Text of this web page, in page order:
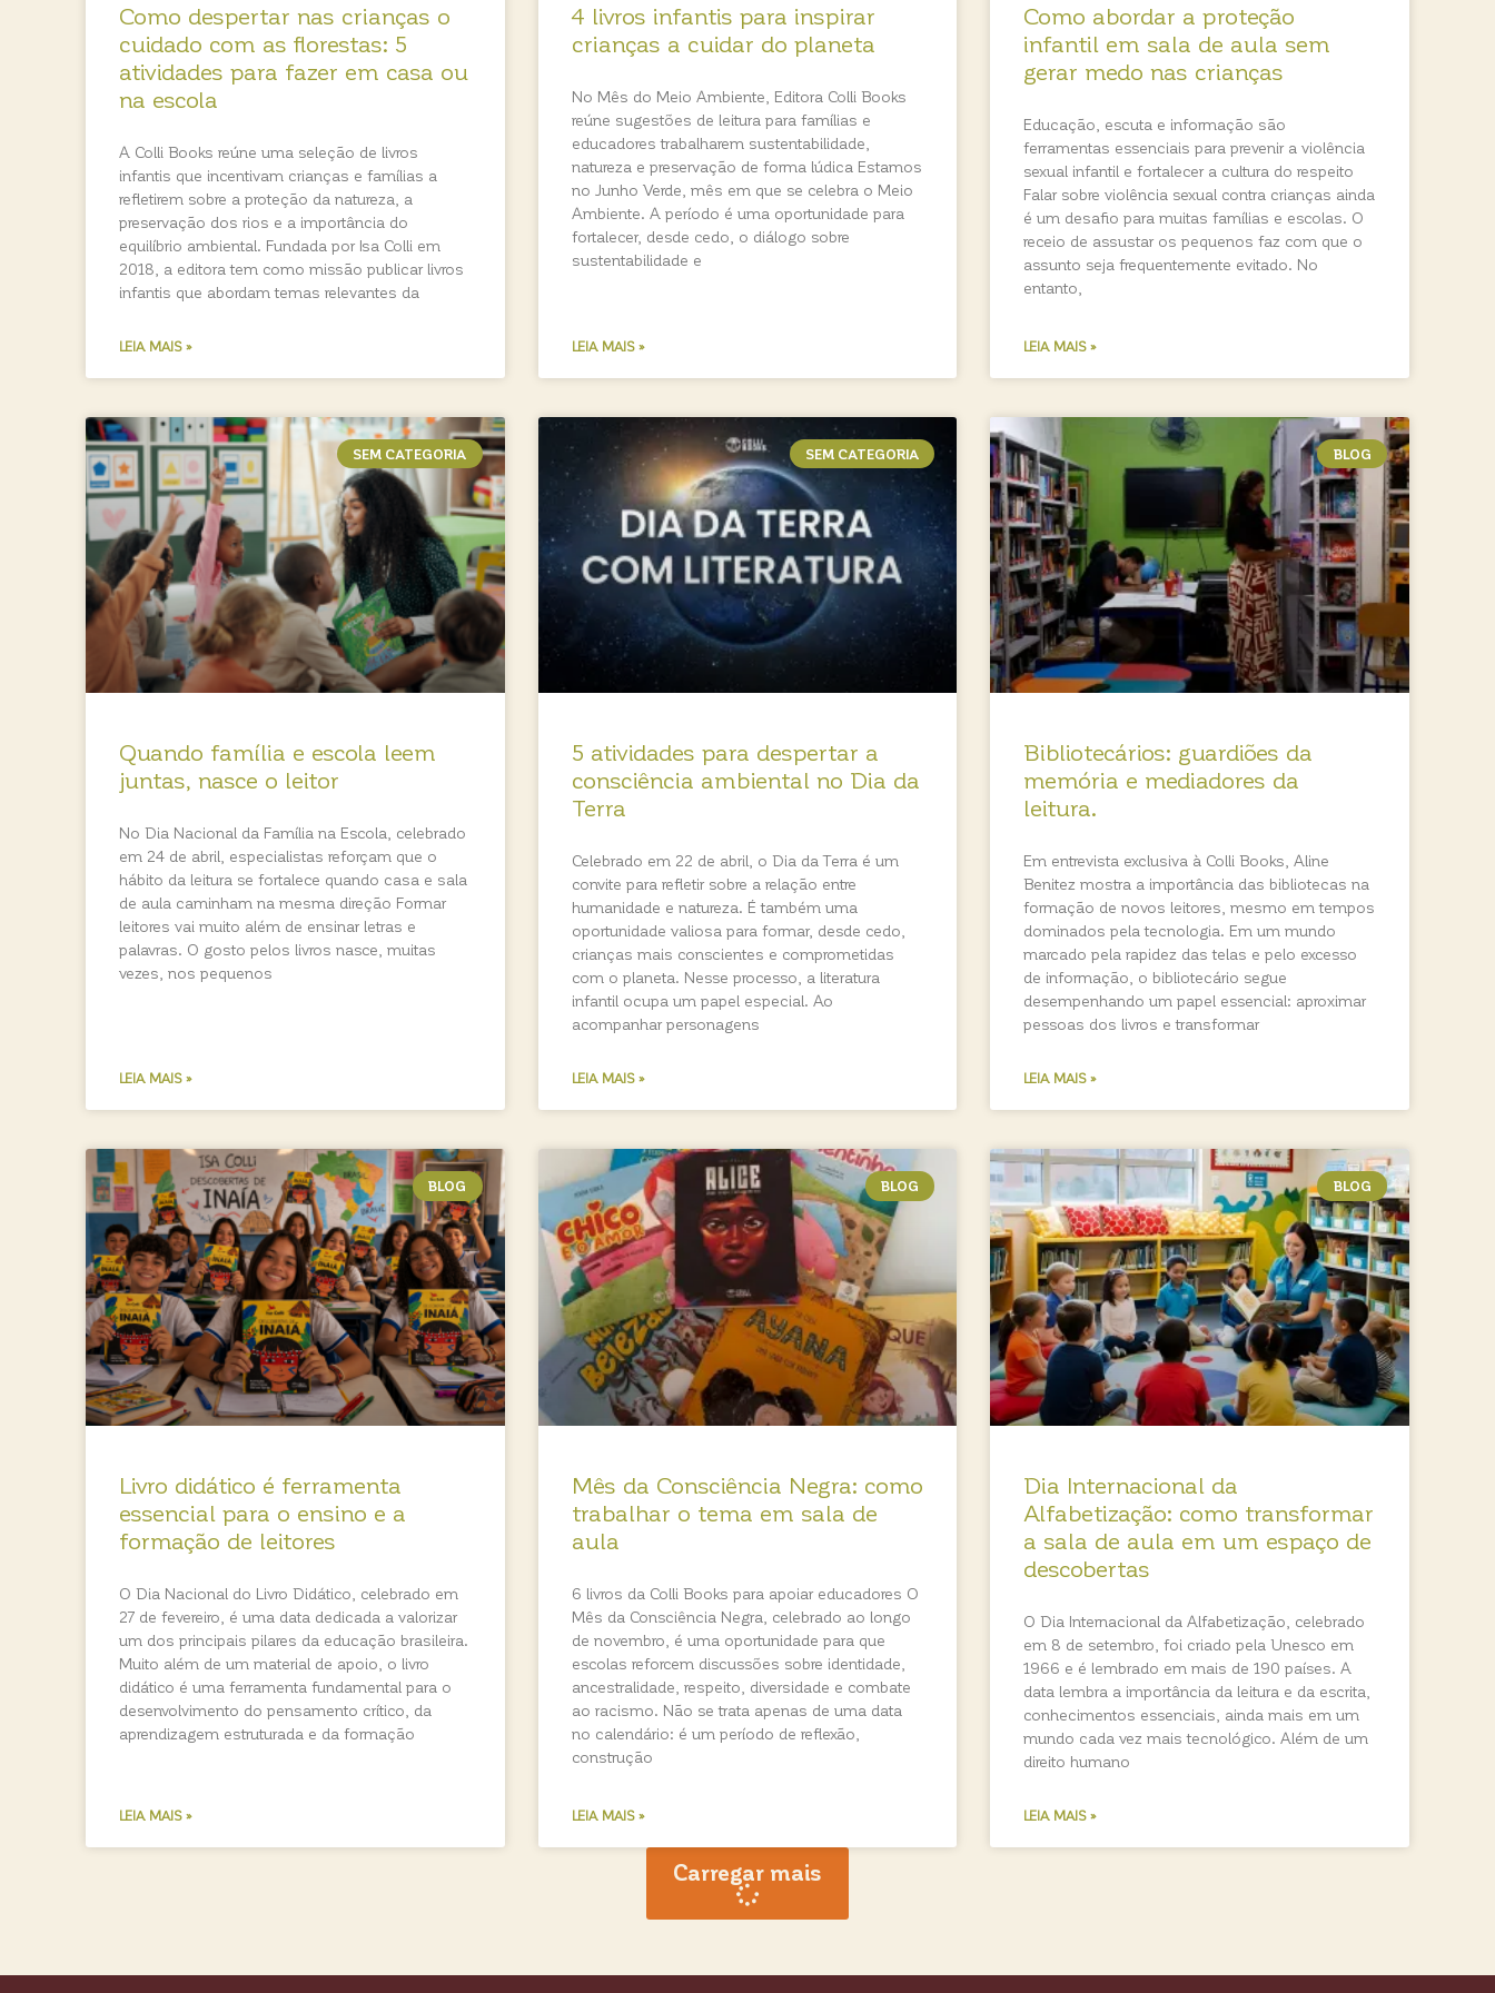
Como despertar nas crianças o
cuidado com as florestas: 5
atividades para fazer em casa ou
na escola
A Colli Books reúne uma seleção de livros
infantis que incentivam crianças e famílias a
refletirem sobre a proteção da natureza, a
preservação dos rios e a importância do
equilíbrio ambiental. Fundada por Isa Colli em
2018, a editora tem como missão publicar livros
infantis que abordam temas relevantes da
LEIA MAIS »
4 livros infantis para inspirar
crianças a cuidar do planeta
No Mês do Meio Ambiente, Editora Colli Books
reúne sugestões de leitura para famílias e
educadores trabalharem sustentabilidade,
natureza e preservação de forma lúdica Estamos
no Junho Verde, mês em que se celebra o Meio
Ambiente. A período é uma oportunidade para
fortalecer, desde cedo, o diálogo sobre
sustentabilidade e
LEIA MAIS »
Como abordar a proteção
infantil em sala de aula sem
gerar medo nas crianças
Educação, escuta e informação são
ferramentas essenciais para prevenir a violência
sexual infantil e fortalecer a cultura do respeito
Falar sobre violência sexual contra crianças ainda
é um desafio para muitas famílias e escolas. O
receio de assustar os pequenos faz com que o
assunto seja frequentemente evitado. No
entanto,
LEIA MAIS »
SEM CATEGORIA
Quando família e escola leem
juntas, nasce o leitor
No Dia Nacional da Família na Escola, celebrado
em 24 de abril, especialistas reforçam que o
hábito da leitura se fortalece quando casa e sala
de aula caminham na mesma direção Formar
leitores vai muito além de ensinar letras e
palavras. O gosto pelos livros nasce, muitas
vezes, nos pequenos
LEIA MAIS »
SEM CATEGORIA
5 atividades para despertar a
consciência ambiental no Dia da
Terra
Celebrado em 22 de abril, o Dia da Terra é um
convite para refletir sobre a relação entre
humanidade e natureza. É também uma
oportunidade valiosa para formar, desde cedo,
crianças mais conscientes e comprometidas
com o planeta. Nesse processo, a literatura
infantil ocupa um papel especial. Ao
acompanhar personagens
LEIA MAIS »
BLOG
Bibliotecários: guardiões da
memória e mediadores da
leitura.
Em entrevista exclusiva à Colli Books, Aline
Benitez mostra a importância das bibliotecas na
formação de novos leitores, mesmo em tempos
dominados pela tecnologia. Em um mundo
marcado pela rapidez das telas e pelo excesso
de informação, o bibliotecário segue
desempenhando um papel essencial: aproximar
pessoas dos livros e transformar
LEIA MAIS »
BLOG
Livro didático é ferramenta
essencial para o ensino e a
formação de leitores
O Dia Nacional do Livro Didático, celebrado em
27 de fevereiro, é uma data dedicada a valorizar
um dos principais pilares da educação brasileira.
Muito além de um material de apoio, o livro
didático é uma ferramenta fundamental para o
desenvolvimento do pensamento crítico, da
aprendizagem estruturada e da formação
LEIA MAIS »
BLOG
Mês da Consciência Negra: como
trabalhar o tema em sala de
aula
6 livros da Colli Books para apoiar educadores O
Mês da Consciência Negra, celebrado ao longo
de novembro, é uma oportunidade para que
escolas reforcem discussões sobre identidade,
ancestralidade, respeito, diversidade e combate
ao racismo. Não se trata apenas de uma data
no calendário: é um período de reflexão,
construção
LEIA MAIS »
BLOG
Dia Internacional da
Alfabetização: como transformar
a sala de aula em um espaço de
descobertas
O Dia Internacional da Alfabetização, celebrado
em 8 de setembro, foi criado pela Unesco em
1966 e é lembrado em mais de 190 países. A
data lembra a importância da leitura e da escrita,
conhecimentos essenciais, ainda mais em um
mundo cada vez mais tecnológico. Além de um
direito humano
LEIA MAIS »
Carregar mais